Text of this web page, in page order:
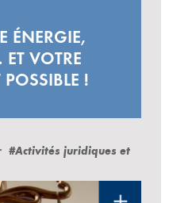
ÉNERGIE,
ET VOTRE
POSSIBLE !
#Activités juridiques et